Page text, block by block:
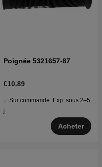
Poignée 5321657-87
€10.89
Sur commande. Exp. sous 2–5
j
Acheter